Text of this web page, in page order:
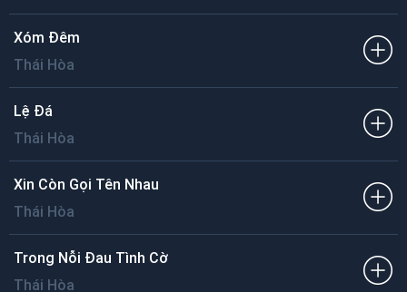
Xóm Đêm
Thái Hòa
Lệ Đá
Thái Hòa
Xin Còn Gọi Tên Nhau
Thái Hòa
Trong Nỗi Đau Tình Cờ
Thái Hòa